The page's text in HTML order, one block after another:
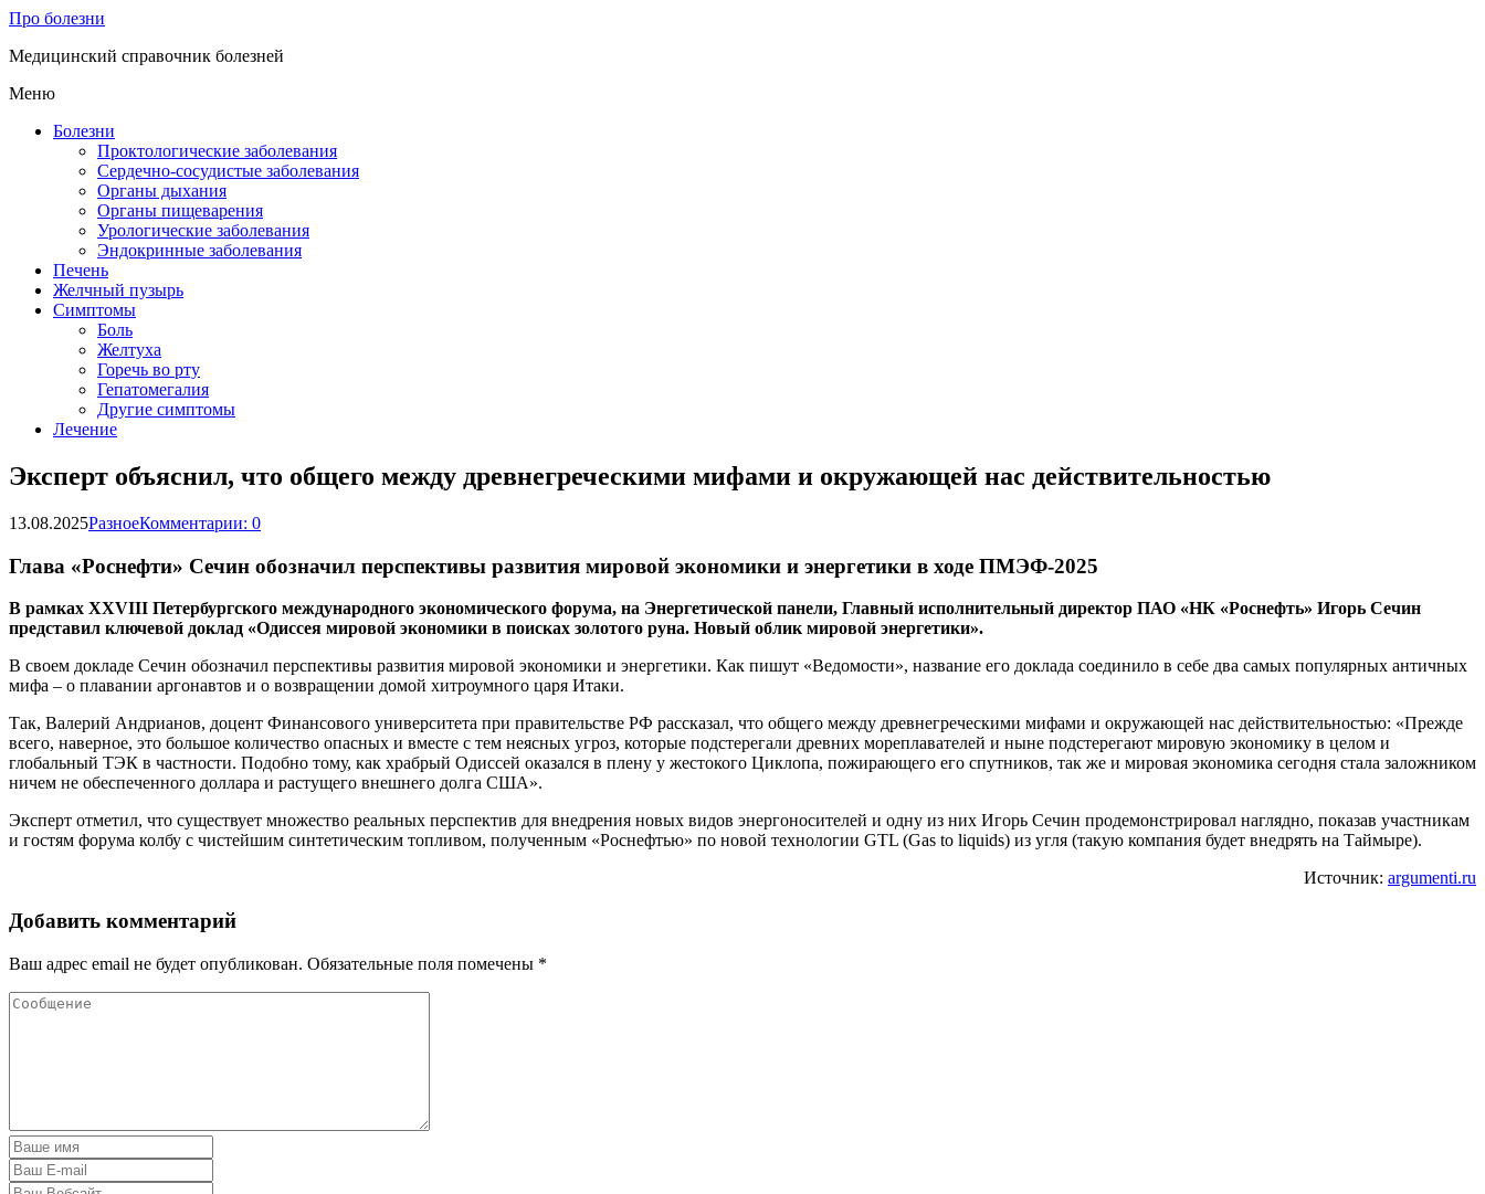
Про болезни
Медицинский справочник болезней
Меню
Болезни
Проктологические заболевания
Сердечно-сосудистые заболевания
Органы дыхания
Органы пищеварения
Урологические заболевания
Эндокринные заболевания
Печень
Желчный пузырь
Симптомы
Боль
Желтуха
Горечь во рту
Гепатомегалия
Другие симптомы
Лечение
Эксперт объяснил, что общего между древнегреческими мифами и окружающей нас действительностью
13.08.2025РазноеКомментарии: 0
Глава «Роснефти» Сечин обозначил перспективы развития мировой экономики и энергетики в ходе ПМЭФ-2025
В рамках XXVIII Петербургского международного экономического форума, на Энергетической панели, Главный исполнительный директор ПАО «НК «Роснефть» Игорь Сечин
представил ключевой доклад «Одиссея мировой экономики в поисках золотого руна. Новый облик мировой энергетики».
В своем докладе Сечин обозначил перспективы развития мировой экономики и энергетики. Как пишут «Ведомости», название его доклада соединило в себе два самых популярных античных
мифа – о плавании аргонавтов и о возвращении домой хитроумного царя Итаки.
Так, Валерий Андрианов, доцент Финансового университета при правительстве РФ рассказал, что общего между древнегреческими мифами и окружающей нас действительностью: «Прежде
всего, наверное, это большое количество опасных и вместе с тем неясных угроз, которые подстерегали древних мореплавателей и ныне подстерегают мировую экономику в целом и
глобальный ТЭК в частности. Подобно тому, как храбрый Одиссей оказался в плену у жестокого Циклопа, пожирающего его спутников, так же и мировая экономика сегодня стала заложником
ничем не обеспеченного доллара и растущего внешнего долга США».
Эксперт отметил, что существует множество реальных перспектив для внедрения новых видов энергоносителей и одну из них Игорь Сечин продемонстрировал наглядно, показав участникам
и гостям форума колбу с чистейшим синтетическим топливом, полученным «Роснефтью» по новой технологии GTL (Gas to liquids) из угля (такую компания будет внедрять на Таймыре).
Источник: argumenti.ru
Добавить комментарий
Ваш адрес email не будет опубликован. Обязательные поля помечены *